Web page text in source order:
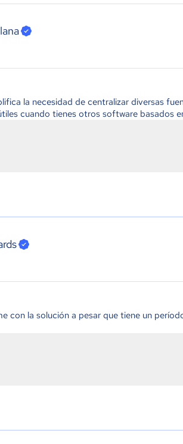
la necesidad de centralizar diversas
cuando tienes otros software basados
con la solución a pesar que tiene un